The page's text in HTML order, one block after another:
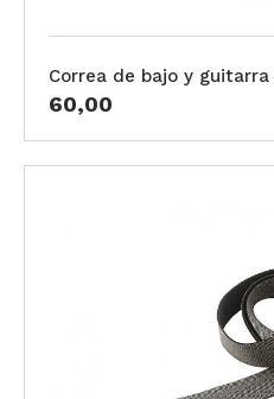
Correa de bajo y
60,00